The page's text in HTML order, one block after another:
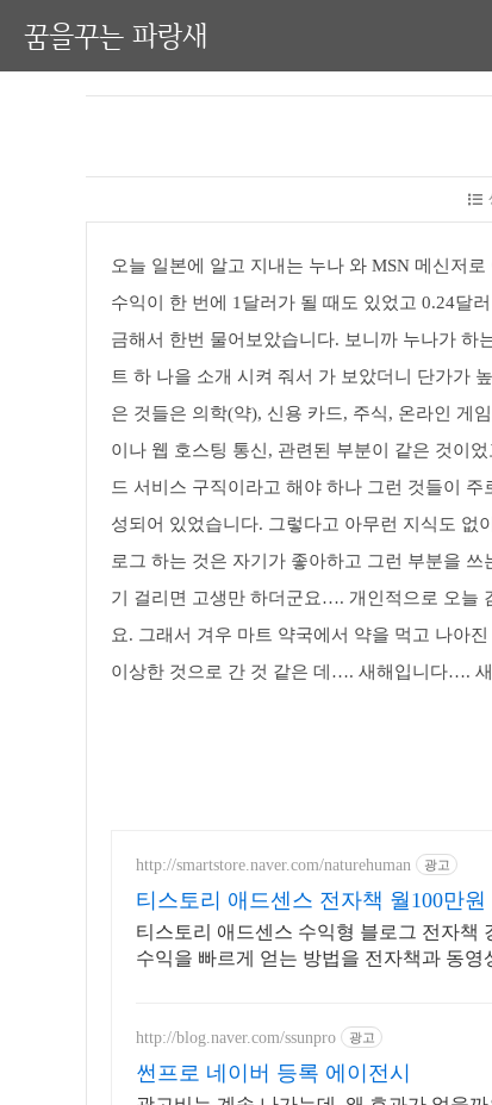
꿈을꾸는 파랑새
오늘 일본에 알고 지내는 누나 와 MSN 메신저
수익이 한 번에 1달러가 될 때도 있었고 0.24달
금해서 한번 물어보았습니다. 보니까 누나가 하
트 하 나을 소개 시켜 줘서 가 보았더니 단가가
은 것들은 의학(약), 신용 카드, 주식, 온라인 게
이나 웹 호스팅 통신, 관련된 부분이 같은 것이
드 서비스 구직이라고 해야 하나 그런 것들이
성되어 있었습니다. 그렇다고 아무런 지식도 없
로그 하는 것은 자기가 좋아하고 그런 부분을
기 걸리면 고생만 하더군요…. 개인적으로 오늘
요. 그래서 겨우 마트 약국에서 약을 먹고 나아
이상한 것으로 간 것 같은 데…. 새해입니다….
http://smartstore.naver.com/naturehuman 광고
티스토리 애드센스 전자책 월100만
티스토리 애드센스 수익형 블로그 전자책
수익을 빠르게 얻는 방법을 전자책과 동
http://blog.naver.com/ssunpro 광고
썬프로 네이버 등록 에이전시